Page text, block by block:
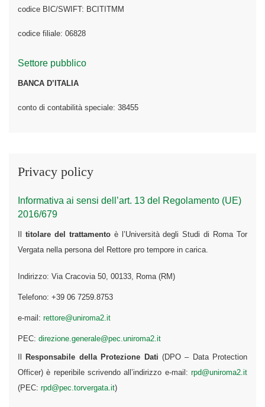
codice BIC/SWIFT: BCITITMM
codice filiale: 06828
Settore pubblico
BANCA D’ITALIA
conto di contabilità speciale: 38455
Privacy policy
Informativa ai sensi dell’art. 13 del Regolamento (UE)
2016/679
titolare del trattamentoè l’Università degli Studi di Roma Tor
Vergata nella persona del Rettore pro tempore in carica.
Indirizzo: Via Cracovia 50, 00133, Roma (RM)
Telefono: +39 06 7259.8753
e-mail: rettore@uniroma2.it
PEC: direzione.generale@pec.uniroma2.it
Responsabile della Protezione Dati (DPO – Data Protection
Officer) è reperibile scrivendo all’indirizzo e-mail: rpd@uniroma2.it
(PEC: rpd@pec.torvergata.it)